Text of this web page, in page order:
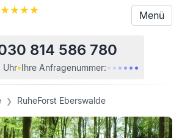
Menü
814 586 780
Uhr•Ihre Anfragenummer: • • • • • •
Menü
RuheForst Eberswalde